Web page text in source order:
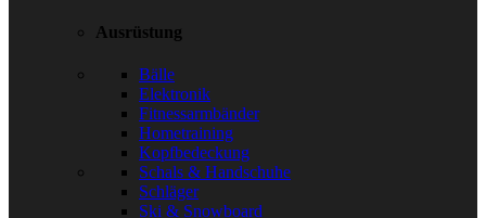
Ausrüstung
Bälle
Elektronik
Fitnessarmbänder
Hometraining
Kopfbedeckung
Schals & Handschuhe
Schläger
Ski & Snowboard